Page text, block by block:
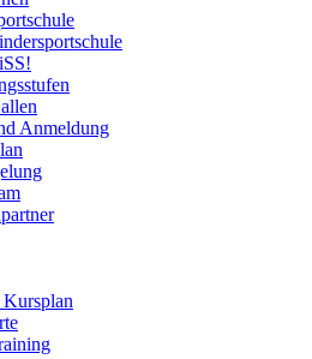
Anmeldung